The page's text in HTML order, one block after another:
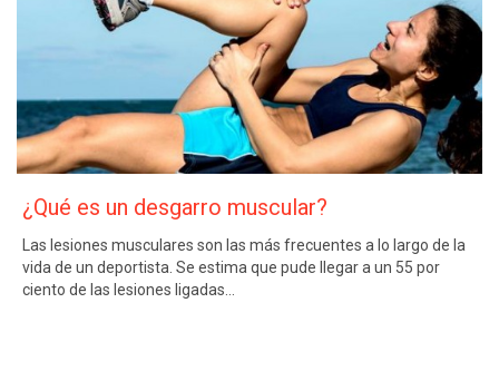
¿Qué es un desgarro muscular?
Las lesiones musculares son las más frecuentes a lo largo de la
vida de un deportista. Se estima que pude llegar a un 55 por
ciento de las lesiones ligadas…